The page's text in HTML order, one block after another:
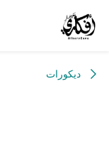
ديكورات